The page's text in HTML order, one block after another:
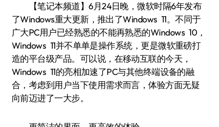
【笔记本频道】6月24日晚，微软时隔6年发布
了Windows重大更新，推出了Windows 11。不同于
广大PC用户已经熟悉的不能再熟悉的Windows 10，
Windows 11并不单单是操作系统，更是微软重磅打
造的平台级产品。可以说，在移动互联的今天，
Windows 11的亮相加速了PC与其他终端设备的融
合，考虑到用户当下使用需求而言，体验方面无疑
向前迈进了一大步。